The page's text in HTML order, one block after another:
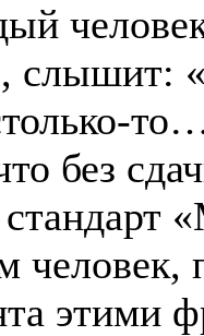
слышит:
без
человек,
этими